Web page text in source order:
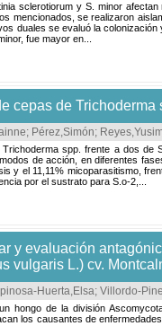
sclerotiorum y S. minor
mencionados, se realizaron
duales se evaluó la
fue mayor en...
cepas de
; Pérez,Simón;
spp. frente a dos
de acción, en diferentes
y el 11,11% micoparasitismo,
por el sustrato para S.o-2,...
y evaluación
vulgaris L.) cv.
Huerta,Elsa; Villordo-
hongo de la división
los causantes de